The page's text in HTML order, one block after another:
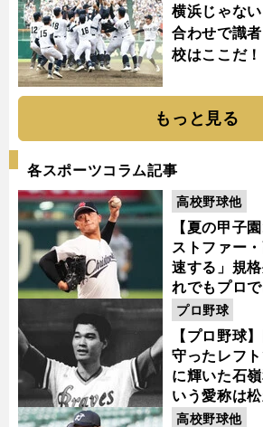
横浜じゃな
合わせで識
校はここだ！
もっと見る
各スポーツコラム記事
【夏の甲子
ストファー
速する」規
れでもプロ
選ぶ理由
高校野球他
【プロ野球
守ったレフ
に輝いた石
いう愛称は
け？
プロ野球
高校野球他